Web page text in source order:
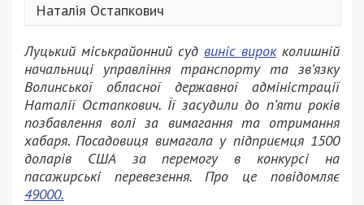
Наталія Остапкович
Луцький міськрайонний суд виніс вирокколишній
начальниці управління транспорту та зв’язку
Волинської обласної державної адміністрації
Наталії Остапкович. Її засудили до п’яти років
позбавлення волі за вимагання та отримання
хабаря. Посадовиця вимагала у підприємця 1500
доларів США за перемогу в конкурсі на
пасажирські перевезення. Про це повідомляє
49000.